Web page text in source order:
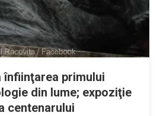
înfiinţarea primului
din lume; expoziţie
centenarului